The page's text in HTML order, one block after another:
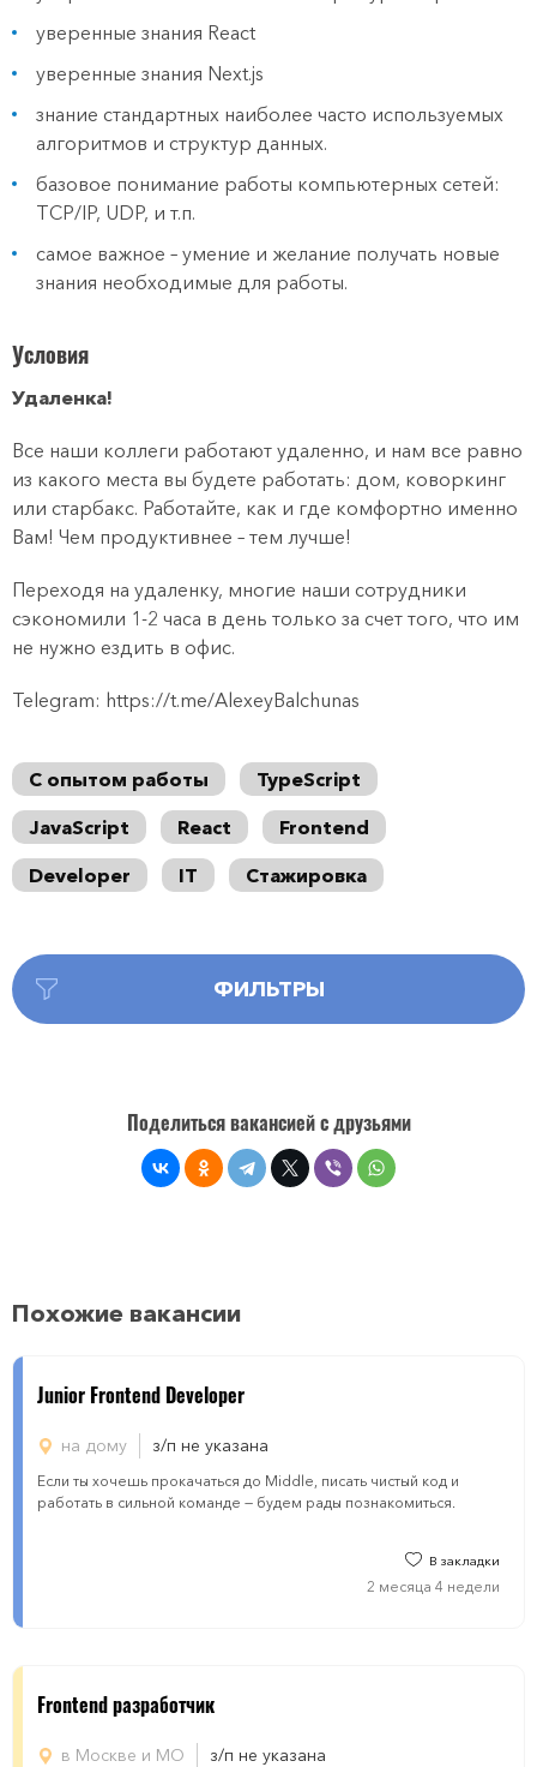
уверенные знания React
уверенные знания Next.js
знание стандартных наиболее часто используемых
алгоритмов и структур данных.
базовое понимание работы компьютерных сетей:
TCP/IP, UDP, и т.п.
самое важное – умение и желание получать новые
знания необходимые для работы.
Условия
Удаленка!
Все наши коллеги работают удаленно, и нам все равно
из какого места вы будете работать: дом, коворкинг
или старбакс. Работайте, как и где комфортно именно
Вам! Чем продуктивнее – тем лучше!
Переходя на удаленку, многие наши сотрудники
сэкономили 1-2 часа в день только за счет того, что им
не нужно ездить в офис.
Telegram: https://t.me/AlexeyBalchunas
С опытом работы
TypeScript
JavaScript
React
Frontend
Developer
IT Стажировка
ФИЛЬТРЫ
Поделиться вакансией с друзьями
Похожие вакансии
Junior Frontend Developer
на дому з/п не указана
Если ты хочешь прокачаться до Middle, писать чистый код и
работать в сильной команде — будем рады познакомиться.
В закладки
2 месяца 4 недели
Frontend разработчик
в Москве и МО з/п не указана